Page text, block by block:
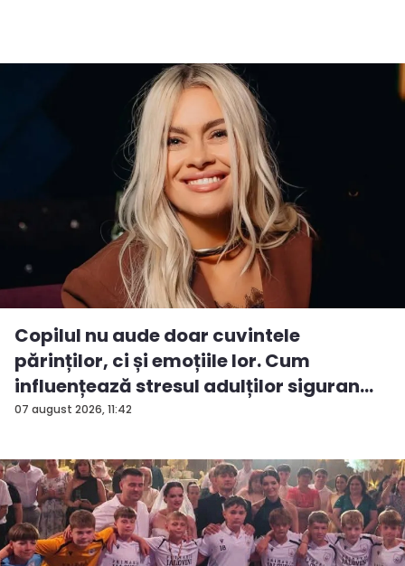
07 august 2026, 11:42
Copilul nu aude doar cuvintele
părinților, ci și emoțiile lor. Cum
influențează stresul adulților siguran...